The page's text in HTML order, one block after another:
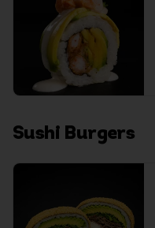
Sushi Burgers